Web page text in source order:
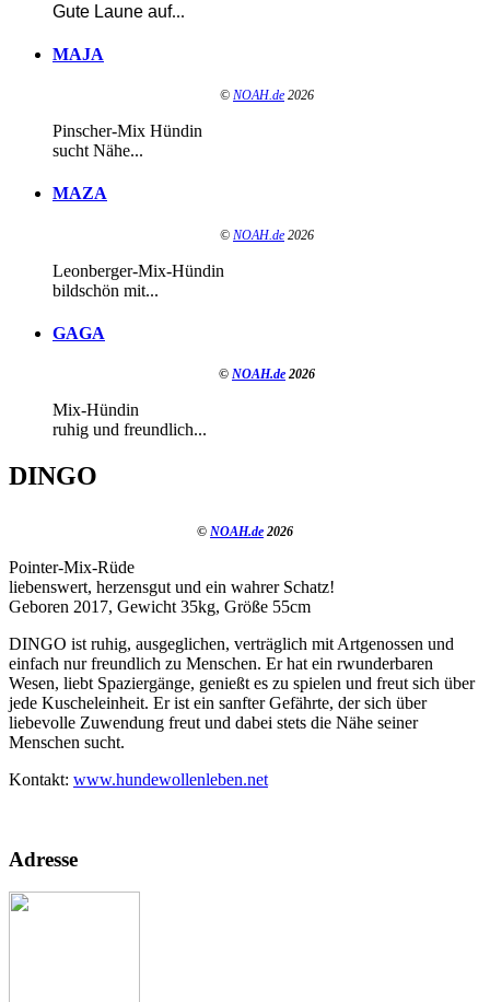
Gute Laune auf...
MAJA
© NOAH.de 2026
Pinscher-Mix Hündin
sucht Nähe...
MAZA
© NOAH.de 2026
Leonberger-Mix-Hündin
bildschön mit...
GAGA
© NOAH.de 2026
Mix-Hündin
ruhig und freundlich...
DINGO
© NOAH.de 2026
Pointer-Mix-Rüde
liebenswert, herzensgut und ein wahrer Schatz!
Geboren 2017, Gewicht 35kg, Größe 55cm
DINGO ist ruhig, ausgeglichen, verträglich mit Artgenossen und
einfach nur freundlich zu Menschen. Er hat ein rwunderbaren
Wesen, liebt Spaziergänge, genießt es zu spielen und freut sich über
jede Kuscheleinheit. Er ist ein sanfter Gefährte, der sich über
liebevolle Zuwendung freut und dabei stets die Nähe seiner
Menschen sucht.
Kontakt: www.hundewollenleben.net
Adresse